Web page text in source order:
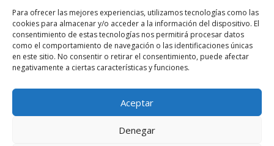
Para ofrecer las mejores experiencias, utilizamos tecnologías como las
cookies para almacenar y/o acceder a la información del dispositivo. El
consentimiento de estas tecnologías nos permitirá procesar datos
como el comportamiento de navegación o las identificaciones únicas
en este sitio. No consentir o retirar el consentimiento, puede afectar
negativamente a ciertas características y funciones.
Aceptar
Denegar
logo SID